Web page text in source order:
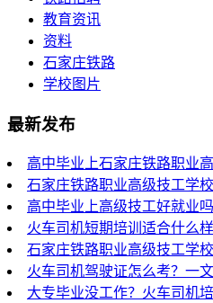
教育资讯
资料
石家庄铁路
学校图片
最新发布
高中毕业上石家庄铁路职业
石家庄铁路职业高级技工学
高中毕业上高级技工好就业吗
火车司机短期培训适合什么
石家庄铁路职业高级技工学
火车司机驾驶证怎么考？一
大专毕业没工作？火车司机